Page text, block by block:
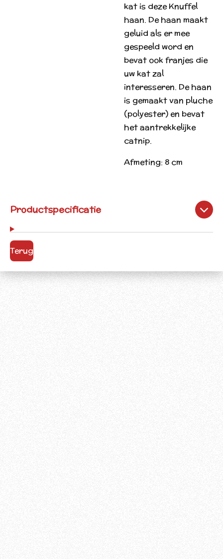
kat is deze Knuffel
haan. De haan maakt
geluid als er mee
gespeeld word en
bevat ook franjes die
uw kat zal
interesseren. De haan
is gemaakt van pluche
(polyester) en bevat
het aantrekkelijke
catnip.
Afmeting: 8 cm
Productspecificatie
Terug